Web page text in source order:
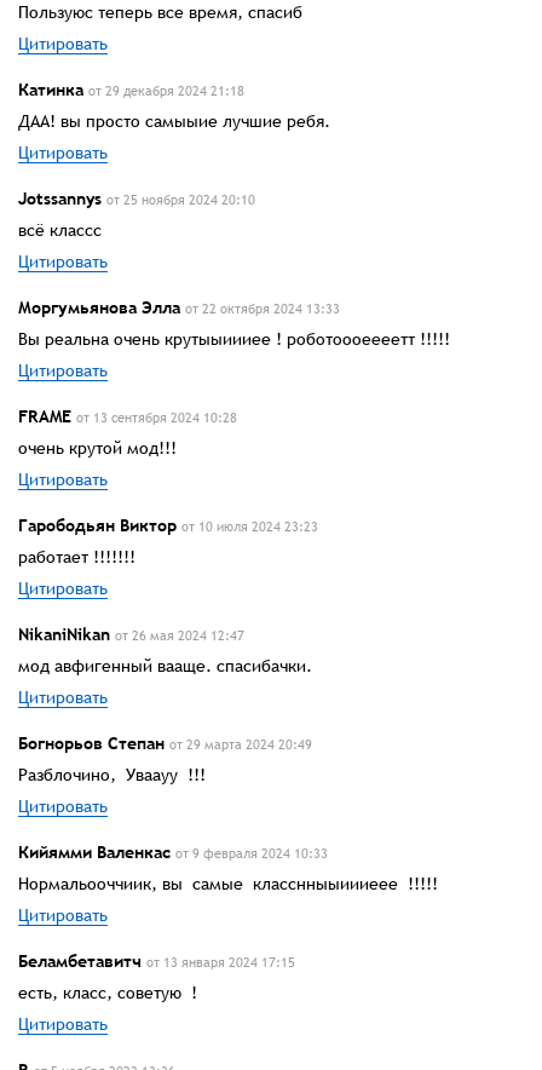
Пользуюс теперь все время, спасиб
Цитировать
Катинка от 29 декабря 2024 21:18
ДАА! вы просто самыыие лучшие ребя.
Цитировать
Jotssannys от 25 ноября 2024 20:10
всё классс
Цитировать
Моргумьянова Элла от 22 октября 2024 13:33
Вы реальна очень крутыыиииее ! роботоооеееетт !!!!!
Цитировать
FRAME от 13 сентября 2024 10:28
очень крутой мод!!!
Цитировать
Гарободьян Виктор от 10 июля 2024 23:23
работает !!!!!!!
Цитировать
NikaniNikan от 26 мая 2024 12:47
мод авфигенный вааще. спасибачки.
Цитировать
Богнорьов Степан от 29 марта 2024 20:49
Разблочино, Уваауу !!!
Цитировать
Кийямми Валенкас от 9 февраля 2024 10:33
Нормальооччиик, вы самые класснныыиииеее !!!!!
Цитировать
Беламбетавитч от 13 января 2024 17:15
есть, класс, советую !
Цитировать